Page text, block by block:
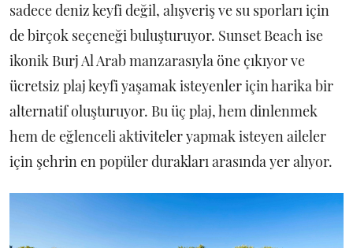
sadece deniz keyfi değil, alışveriş ve su sporları için
de birçok seçeneği buluşturuyor. Sunset Beach ise
ikonik Burj Al Arab manzarasıyla öne çıkıyor ve
ücretsiz plaj keyfi yaşamak isteyenler için harika bir
alternatif oluşturuyor. Bu üç plaj, hem dinlenmek
hem de eğlenceli aktiviteler yapmak isteyen aileler
için şehrin en popüler durakları arasında yer alıyor.